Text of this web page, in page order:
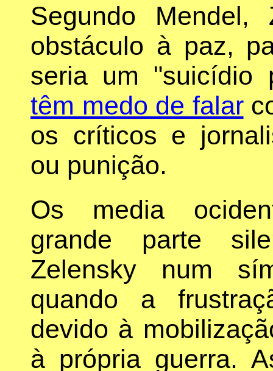
Segundo
obstáculo à paz,
seria um "suicídio
têm medo de falar
os críticos e
ou punição.
Os media
grande parte
Zelensky num
quando a
devido à
à própria guerra.